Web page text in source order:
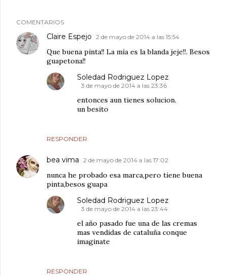
COMENTARIOS
Claire Espejo 2 de mayo de 2014 a las 15:54
Que buena pinta!! La mía es la blanda jeje!!. Besos
guapetona!!
RESPONDER
Soledad Rodriguez Lopez
3 de mayo de 2014 a las 23:36
entonces aun tienes solucion.
un besito
bea vima 2 de mayo de 2014 a las 17:02
nunca he probado esa marca,pero tiene buena
pinta,besos guapa
RESPONDER
Soledad Rodriguez Lopez
3 de mayo de 2014 a las 23:44
el año pasado fue una de las cremas
mas vendidas de cataluña conque
imaginate